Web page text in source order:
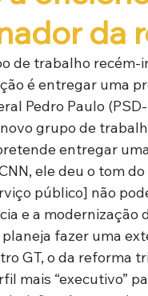
da
de trabalho recém-
é entregar uma
Pedro Paulo
grupo de
entregar
ele deu o tom
público] não
e a modernização
planeja fazer uma
GT, o da reforma
mais “executivo”